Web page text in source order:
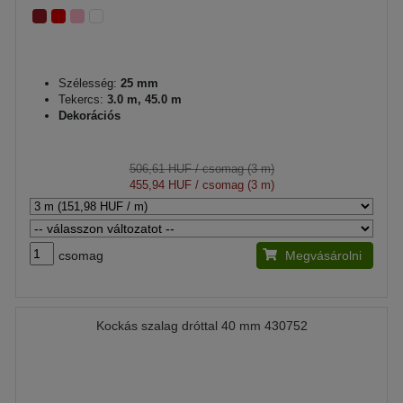
Szélesség: 25 mm
Tekercs: 3.0 m, 45.0 m
Dekorációs
506,61 HUF/ csomag (3 m)
455,94 HUF/ csomag (3 m)
csomag Megvásárolni
Kockás szalag dróttal 40 mm 430752